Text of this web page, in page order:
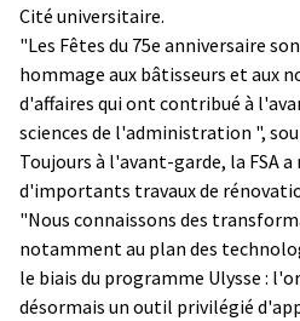
Cité universitaire.
"Les Fêtes du 75e anniversaire
hommage aux bâtisseurs et aux
d'affaires qui ont contribué à
sciences de l'administration ",
Toujours à l'avant-garde, la FSA
d'importants travaux de
"Nous connaissons des
notamment au plan des
le biais du programme Ulysse :
désormais un outil privilégié